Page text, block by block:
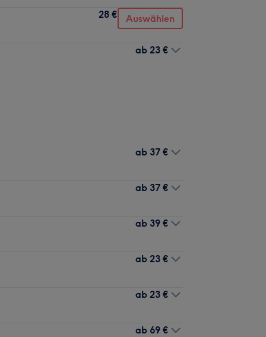
28 € Auswählen
ab 23 €
ab 37 €
ab 37 €
ab 39 €
ab 23 €
ab 23 €
ab 69 €